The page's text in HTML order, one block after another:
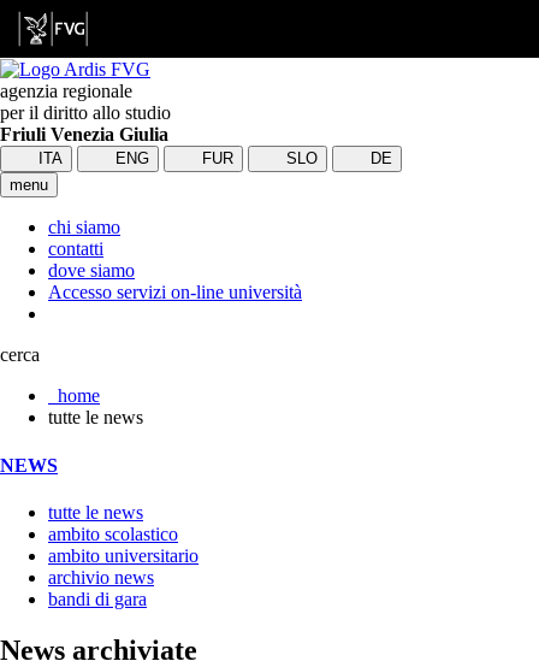
agenzia regionale
per il diritto allo studio
Friuli Venezia Giulia
ITA ENG FUR SLO
DE
menu
chi siamo
contatti
dove siamo
Accesso servizi on-line università
cerca
home
tutte le news
NEWS
tutte le news
ambito scolastico
ambito universitario
archivio news
bandi di gara
News archiviate